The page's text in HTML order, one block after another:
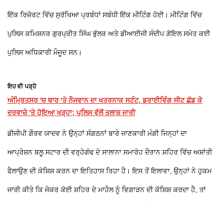
ਇੱਕ ਰਿਜ਼ੋਰਟ ਵਿੱਚ ਸੁਰੱਖਿਆ ਪ੍ਰਬੰਧਾਂ ਸਬੰਧੀ ਇੱਕ ਮੀਟਿੰਗ ਹੋਈ। ਮੀਟਿੰਗ ਵਿੱਚ
ਪੁਲਿਸ ਕਮਿਸ਼ਨਰ ਗੁਰਪ੍ਰੀਤ ਸਿੰਘ ਭੁੱਲਰ ਅਤੇ ਡੀਆਈਜੀ ਸੰਦੀਪ ਗੋਇਲ ਸਮੇਤ ਕਈ
ਪੁਲਿਸ ਅਧਿਕਾਰੀ ਮੌਜੂਦ ਸਨ।
ਇਹ ਵੀ ਪੜ੍ਹੋ
ਅੰਮ੍ਰਿਤਸਰ 'ਚ ਥਾਰ 'ਤੇ ਨੌਜਵਾਨ ਦਾ ਖਤਰਨਾਕ ਸਟੰਟ, ਡਰਾਈਵਿੰਗ ਸੀਟ ਛੱਡ ਕੇ
ਦਰਵਾਜ਼ੇ 'ਤੇ ਹੋਇਆ ਖੜ੍ਹਾ; ਪੁਲਿਸ ਵੱਲੋਂ ਤਲਾਸ਼ ਜਾਰੀ
ਡੀਜੀਪੀ ਗੌਰਵ ਯਾਦਵ ਨੇ ਉਨ੍ਹਾਂ ਸੰਗਠਨਾਂ ਬਾਰੇ ਜਾਣਕਾਰੀ ਮੰਗੀ ਜਿਨ੍ਹਾਂ ਦਾ
ਆਪ੍ਰੇਸ਼ਨ ਬਲੂ ਸਟਾਰ ਦੀ ਵਰ੍ਹੇਗੰਢ ਦੇ ਸਾਲਾਨਾ ਸਮਾਰੋਹ ਦੌਰਾਨ ਸ਼ਹਿਰ ਵਿੱਚ ਅਸ਼ਾਂਤੀ
ਫੈਲਾਉਣ ਦੀ ਕੋਸ਼ਿਸ਼ ਕਰਨ ਦਾ ਇਤਿਹਾਸ ਰਿਹਾ ਹੈ। ਇਸ ਤੋਂ ਇਲਾਵਾ, ਉਨ੍ਹਾਂ ਨੇ ਹੁਕਮ
ਜਾਰੀ ਕੀਤੇ ਕਿ ਜੇਕਰ ਕੋਈ ਸ਼ਹਿਰ ਦੇ ਮਾਹੌਲ ਨੂੰ ਵਿਗਾੜਨ ਦੀ ਕੋਸ਼ਿਸ਼ ਕਰਦਾ ਹੈ, ਤਾਂ